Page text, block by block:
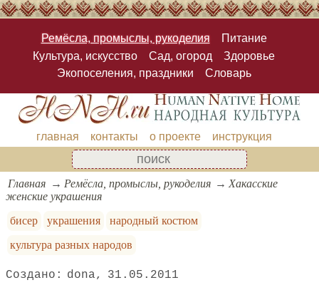
Ремёсла, промыслы, рукоделия
Питание
Культура, искусство
Сад, огород
Здоровье
Экопоселения, праздники
Словарь
главная контакты о проекте инструкция
Главная Ремёсла, промыслы, рукоделия
Хакасские
женские украшения
бисер
украшения
народный костюм
культура разных народов
dona 31.05.2011